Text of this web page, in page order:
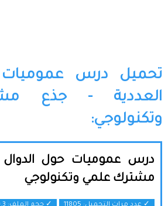
تحميل درس عموميات
العددية - جذع
وتكنولوجي:
درس عموميات حول الدوال
مشترك علمي وتكنولوجي